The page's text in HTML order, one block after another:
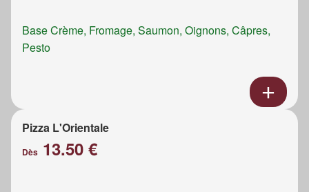
Base Crème, Fromage, Saumon, Oignons, Câpres,
Pesto
Pizza L'Orientale
Dès 13.50 €